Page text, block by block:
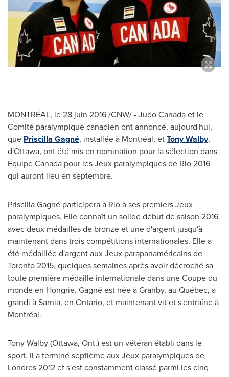
MONTRÉAL, le 28 juin 2016 /CNW/ - Judo Canada et le
Comité paralympique canadien ont annoncé, aujourd'hui,
que Priscilla Gagné, installée à Montréal, etTony Walby,
d'Ottawa, ont été mis en nomination pour la sélection dans
ÉquipeCanada pour les Jeux paralympiques de Rio 2016
qui auront lieu en septembre.
Priscilla Gagné participera à Rio à ses premiers Jeux
paralympiques. Elle connaît un solide début de saison 2016
avec deux médailles de bronze et une d'argent jusqu'à
maintenant dans trois compétitions internationales. Elle a
été médaillée d'argent aux Jeux parapanaméricains de
Toronto2015, quelques semaines après avoir décroché sa
toute première médaille internationale dans une Coupe du
monde en Hongrie. Gagné est née àGranby, au Québec, a
grandi àSarnia, en Ontario, et maintenant vit et s'entraîne à
Montréal.
Tony Walby(Ottawa, Ont.) est un vétéran établi dans le
sport. Il a terminé septième aux Jeux paralympiques de
Londres2012 ets'est constamment classé parmi les cinq